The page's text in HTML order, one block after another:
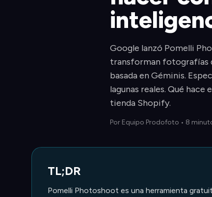
Google lanzó Pomelli
transforman fotografías
basada en Géminis.
lagunas reales. Qué
tienda Shopify.
Por Equipo Prodofoto • 8
TL;DR
Pomelli Photoshoot es una herramienta